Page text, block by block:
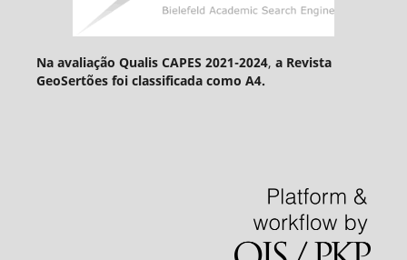
Na avaliação Qualis CAPES 2021-2024, a Revista
GeoSertões foi classificada como A4.